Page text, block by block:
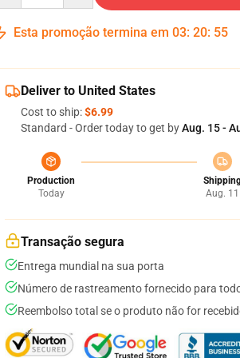
Esta promoção termina em 03: 20: 54
Deliver to United States
Cost to ship:$6.99
Standard - Order today to get byAug. 15 -
Production
Today
Aug. 11
Transação segura
Entrega mundial na sua porta
Número de rastreamento fornecido para
Reembolso total se o produto não for